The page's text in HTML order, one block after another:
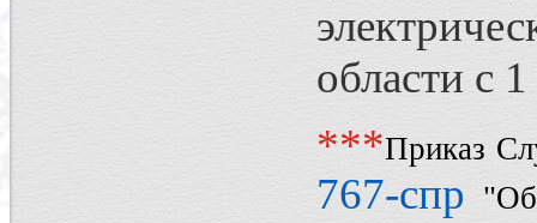
области с
***Приказ
767-спр